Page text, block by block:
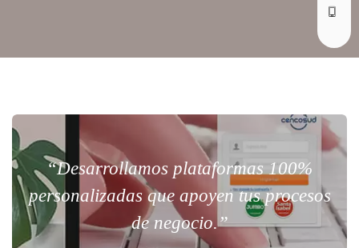
“Desarrollamos plataformas 100%
personalizadas que apoyen tus procesos
de negocio.”